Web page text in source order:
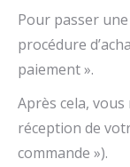
Pour passer
procédure
paiement ».
Après cela,
réception de
commande »).